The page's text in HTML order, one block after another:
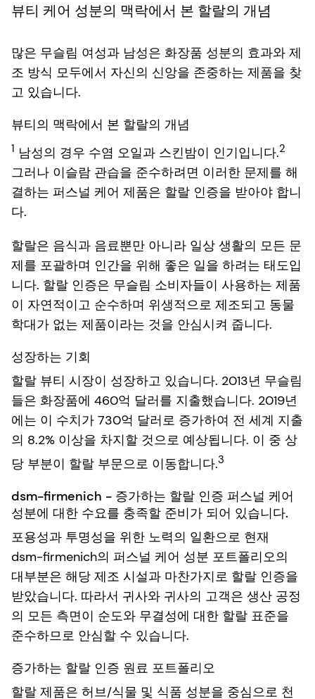
뷰티 케어 성분의 맥락에서 본 할랄의 개념
많은 무슬림 여성과 남성은 화장품 성분의 효과와 제
조 방식 모두에서 자신의 신앙을 존중하는 제품을 찾
고 있습니다.
뷰티의 맥락에서 본 할랄의 개념
1 남성의 경우 수염 오일과 스킨밤이 인기입니다.2
그러나 이슬람 관습을 준수하려면 이러한 문제를 해
결하는 퍼스널 케어 제품은 할랄 인증을 받아야 합니
다.
할랄은 음식과 음료뿐만 아니라 일상 생활의 모든 문
제를 포괄하며 인간을 위해 좋은 일을 하려는 태도입
니다. 할랄 인증은 무슬림 소비자들이 사용하는 제품
이 자연적이고 순수하며 위생적으로 제조되고 동물
학대가 없는 제품이라는 것을 안심시켜 줍니다.
성장하는 기회
할랄 뷰티 시장이 성장하고 있습니다. 2013년 무슬림
들은 화장품에 460억 달러를 지출했습니다. 2019년
에는 이 수치가 730억 달러로 증가하여 전 세계 지출
의 8.2% 이상을 차지할 것으로 예상됩니다. 이 중 상
당 부분이 할랄 부문으로 이동합니다.3
dsm-firmenich - 증가하는 할랄 인증 퍼스널 케어
성분에 대한 수요를 충족할 준비가 되어 있습니다.
포용성과 투명성을 위한 노력의 일환으로 현재
dsm-firmenich의 퍼스널 케어 성분 포트폴리오의
대부분은 해당 제조 시설과 마찬가지로 할랄 인증을
받았습니다. 따라서 귀사와 귀사의 고객은 생산 공정
의 모든 측면이 순도와 무결성에 대한 할랄 표준을
준수하므로 안심할 수 있습니다.
증가하는 할랄 인증 원료 포트폴리오
할랄 제품은 허브/식물 및 식품 성분을 중심으로 천